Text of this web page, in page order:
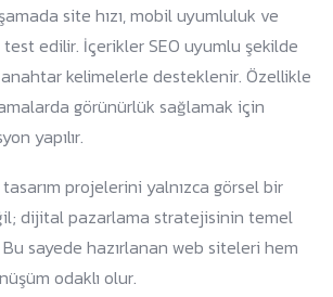
site hızı, mobil uyumluluk ve
edilir. İçerikler SEO uyumlu şekilde
anahtar kelimelerle desteklenir. Özellikle
görünürlük sağlamak için
yapılır.
projelerini yalnızca görsel bir
dijital pazarlama stratejisinin temel
Bu sayede hazırlanan web siteleri hem
odaklı olur.